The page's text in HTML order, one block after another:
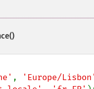
, 'Europe/Lisbon'